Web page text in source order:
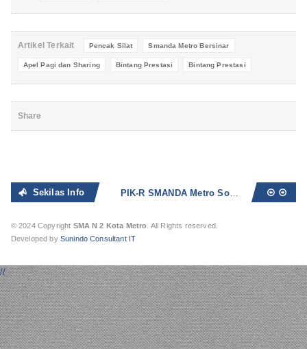
Artikel Terkait Pencak Silat Smanda Metro Bersinar
Apel Pagi dan Sharing Bintang Prestasi Bintang Prestasi
Share
Sekilas Info PIK-R SMANDA Metro Sosialisasikan Bahaya Seks Bebas dan Narkoba
© 2024 Copyright SMA N 2 Kota Metro. All Rights reserved.
Developed by Sunindo Consultant IT
//